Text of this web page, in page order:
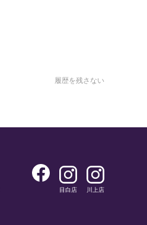
履歴を残さない
目白店 川上店